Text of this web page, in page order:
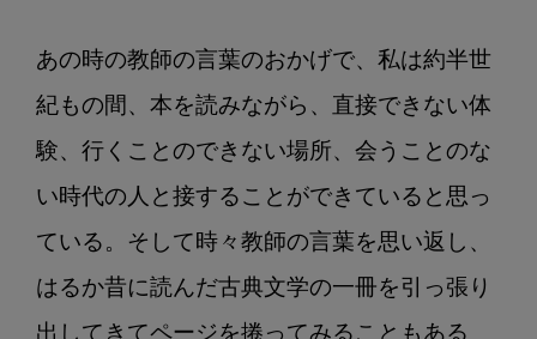
あの時の教師の言葉のおかげで、私は約半世
紀もの間、本を読みながら、直接できない体
験、行くことのできない場所、会うことのな
い時代の人と接することができていると思っ
ている。そして時々教師の言葉を思い返し、
はるか昔に読んだ古典文学の一冊を引っ張り